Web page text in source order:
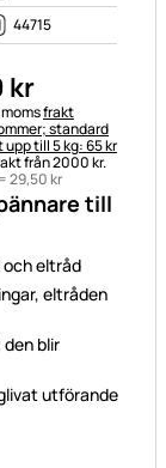
till
och eltråd
eltråden
blir
utförande
44715
kr
frakt
standard
upp till 5 kg: 65 kr
från 2000 kr.
29,50kr